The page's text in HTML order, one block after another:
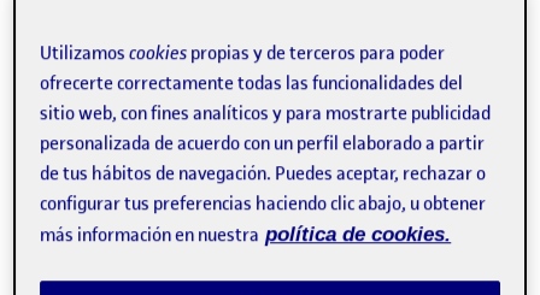
Publicado porApple Vision Pro
Publicado por
Azazel Fernández Prado
Visibilidad:
Pública - Fecha de publicación
25 Oct 20232 marzo, 2024 5:59 pm
-comentarioen Apple Vision Pro
Utilizamoscookies propias y de terceros para poder
ofrecerte correctamente todas las funcionalidades del
sitio web, con fines analíticos y para mostrarte publicidad
personalizada de acuerdo con un perfil elaborado a partir
de tus hábitos de navegación. Puedes aceptar, rechazar o
configurar tus preferencias haciendo clic abajo, u obtener
más información en nuestra política de cookies.